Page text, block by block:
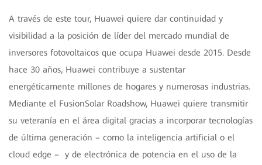
A través de este tour, Huawei quiere dar continuidad y
visibilidad a la posición de líder del mercado mundial de
inversores fotovoltaicos que ocupa Huawei desde 2015. Desde
hace 30 años, Huawei contribuye a sustentar
energéticamente millones de hogares y numerosas industrias.
Mediante el FusionSolar Roadshow, Huawei quiere transmitir
su veteranía en el área digital gracias a incorporar tecnologías
de última generación – como la inteligencia artificial o el
cloud edge – y de electrónica de potencia en el uso de la